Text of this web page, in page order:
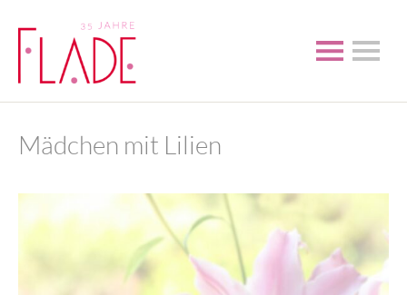
Mädchen mit Lilien